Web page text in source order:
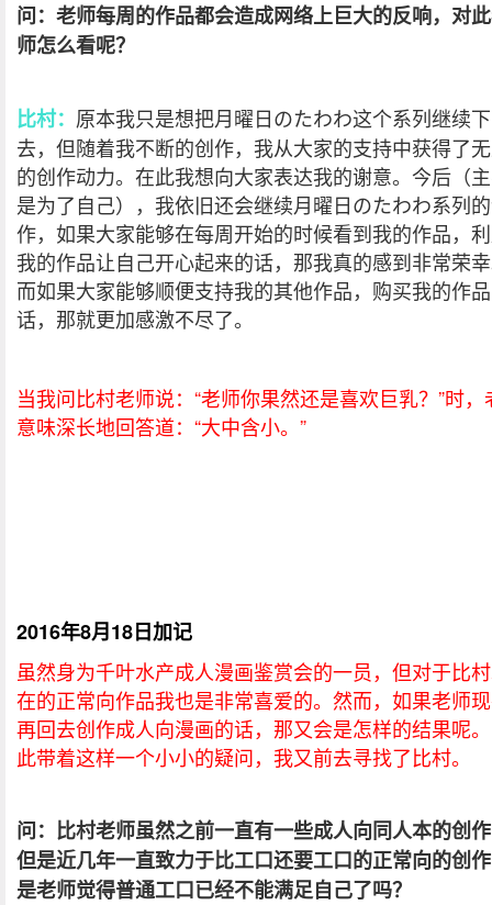
问：老师每周的作品都会造成网络上巨大的反响，对
师怎么看呢？
比村： 原本我只是想把月曜日のたわわ这个系列继续下
去，但随着我不断的创作，我从大家的支持中获得了
的创作动力。在此我想向大家表达我的谢意。今后（
是为了自己），我依旧还会继续月曜日のたわわ系列
作，如果大家能够在每周开始的时候看到我的作品，
我的作品让自己开心起来的话，那我真的感到非常荣
而如果大家能够顺便支持我的其他作品，购买我的作
话，那就更加感激不尽了。
当我问比村老师说：“老师你果然还是喜欢巨乳？”时，
意味深长地回答道：“大中含小。”
2016年8月18日加记
虽然身为千叶水产成人漫画鉴赏会的一员，但对于比
在的正常向作品我也是非常喜爱的。然而，如果老师
再回去创作成人向漫画的话，那又会是怎样的结果呢
此带着这样一个小小的疑问，我又前去寻找了比村。
问：比村老师虽然之前一直有一些成人向同人本的创
但是近几年一直致力于比工口还要工口的正常向的创
是老师觉得普通工口已经不能满足自己了吗？